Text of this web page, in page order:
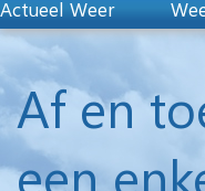
Actueel Weer
Af en
een